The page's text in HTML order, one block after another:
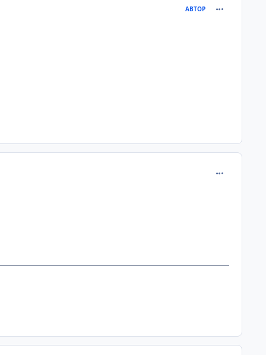
АВТОР